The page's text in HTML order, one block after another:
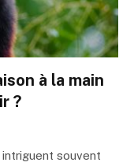
à la main
?
intriguent souvent